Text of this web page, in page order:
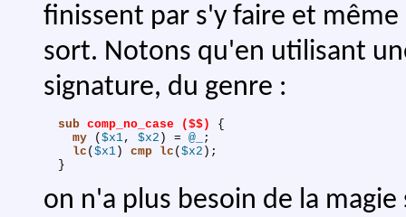
finissent par s'y faire et
sort. Notons qu'en utilisant
signature, du genre :
sub comp_no_case ($$)
{
my
( $x1, $x2 ) = @_
;
lc ( $x1 ) cmp lc ( $x2 ) ;
}
on n'a plus besoin de la